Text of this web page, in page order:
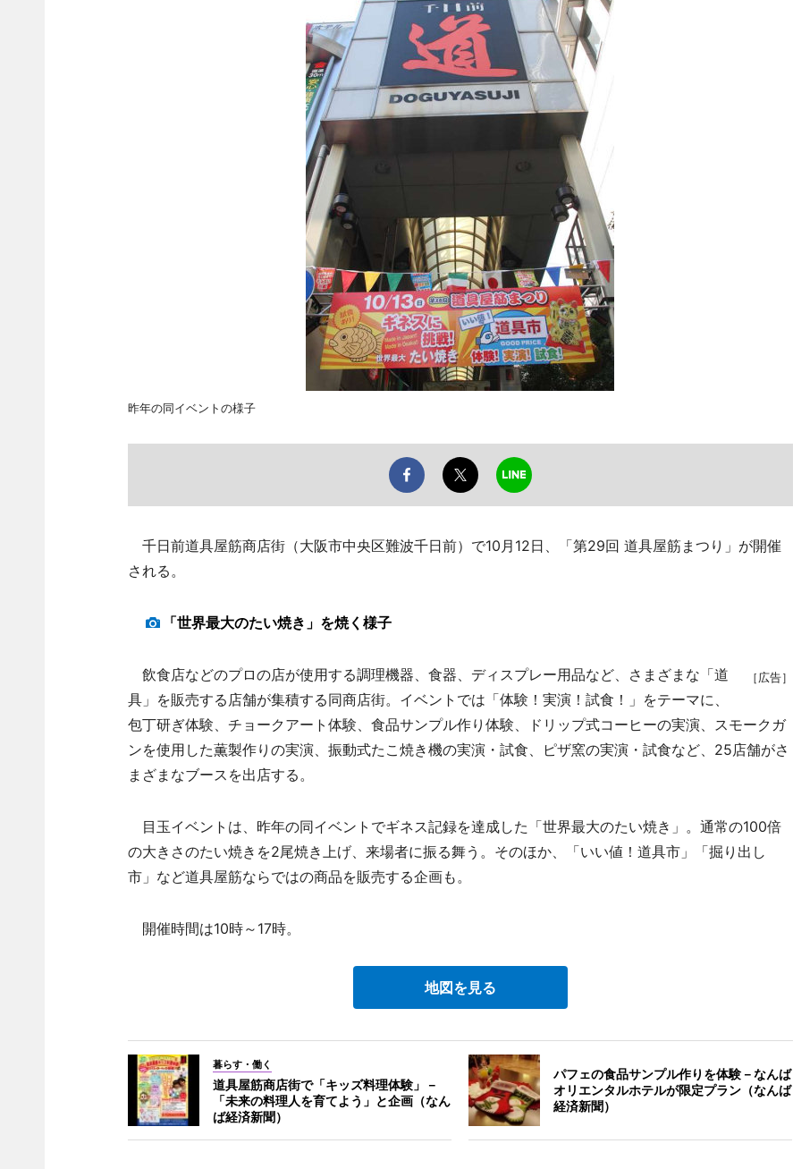
昨年の同イベントの様子
千日前道具屋筋商店街（大阪市中央区難波千日前）で10月12日、「第29回 道具屋筋まつり」が開催
される。
「世界最大のたい焼き」を焼く様子
［広告］
飲食店などのプロの店が使用する調理機器、食器、ディスプレー用品など、さまざまな「道
具」を販売する店舗が集積する同商店街。イベントでは「体験！実演！試食！」をテーマに、
包丁研ぎ体験、チョークアート体験、食品サンプル作り体験、ドリップ式コーヒーの実演、スモークガ
ンを使用した薫製作りの実演、振動式たこ焼き機の実演・試食、ピザ窯の実演・試食など、25店舗がさ
まざまなブースを出店する。
目玉イベントは、昨年の同イベントでギネス記録を達成した「世界最大のたい焼き」。通常の100倍
の大きさのたい焼きを2尾焼き上げ、来場者に振る舞う。そのほか、「いい値！道具市」「掘り出し
市」など道具屋筋ならではの商品を販売する企画も。
開催時間は10時～17時。
地図を見る
暮らす・働く
道具屋筋商店街で「キッズ料理体験」－
「未来の料理人を育てよう」と企画（なん
ば経済新聞）
パフェの食品サンプル作りを体験－なんば
オリエンタルホテルが限定プラン（なんば
経済新聞）